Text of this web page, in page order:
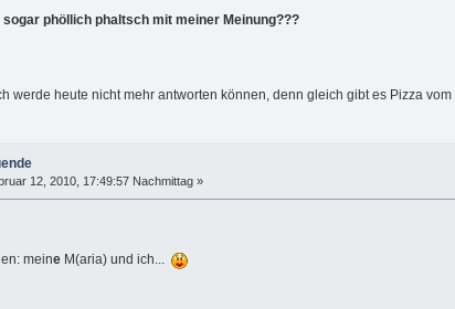
phöllich phaltsch mit meiner Meinung???
werde heute nicht mehr antworten können, denn gleich gibt es Pizza
12, 2010, 17:49:57 Nachmittag »
meineM(aria) und ich...